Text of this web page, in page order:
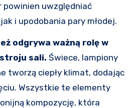
uwzględniać
i upodobania pary młodej.
odgrywa ważną rolę w
sali. Świece, lampiony
tworzą ciepły klimat, dodając
Wszystkie te elementy
kompozycję, która